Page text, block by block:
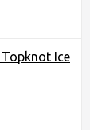
Ice